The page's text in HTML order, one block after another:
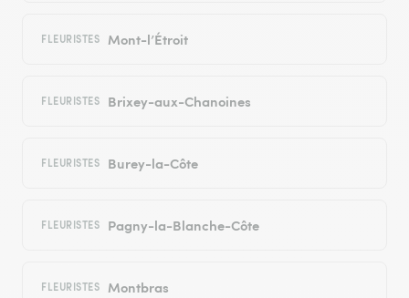
FLEURISTES Mont-l’Étroit
FLEURISTES Brixey-aux-Chanoines
FLEURISTES Burey-la-Côte
FLEURISTES Pagny-la-Blanche-Côte
FLEURISTES Montbras